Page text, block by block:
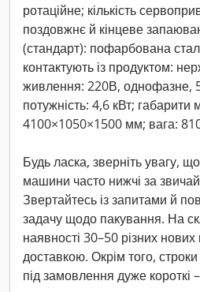
ротаційне; кількість
поздовжнє й кінцеве
(стандарт): пофарбована
контактують із продуктом:
живлення: 220В, однофазне,
потужність: 4,6 кВт;
4100×1050×1500 мм; вага:
Будь ласка, зверніть увагу,
машини часто нижчі за
Звертайтесь із запитами й
задачу щодо пакування. На
наявності 30–50 різних
доставкою. Окрім того,
під замовлення дуже короткі